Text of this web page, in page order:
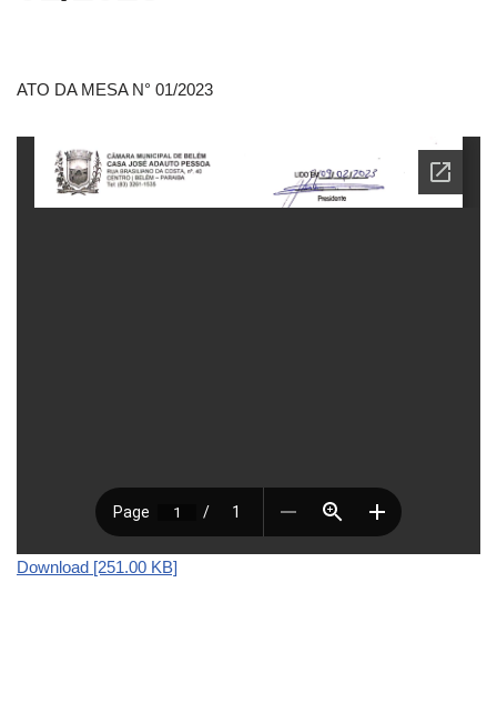
ATO DA MESA N° 01/2023
Download [251.00 KB]